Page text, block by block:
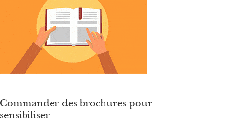
Commander des brochures pour
sensibiliser